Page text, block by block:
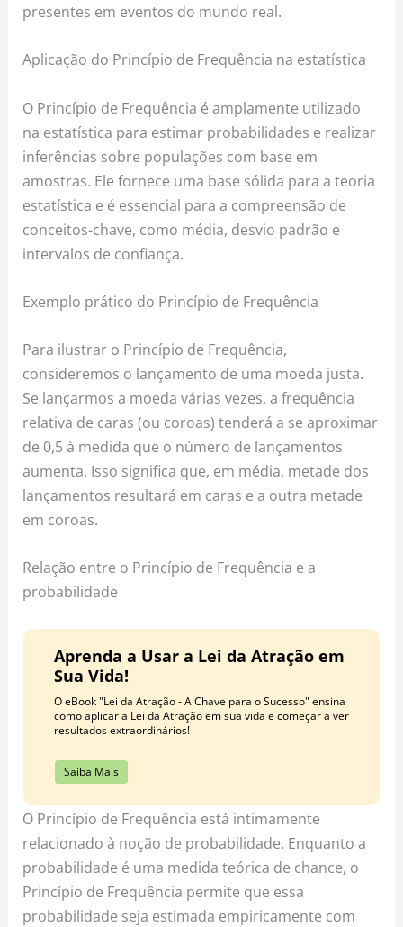
presentes em eventos do mundo real.
Aplicação do Princípio de Frequência na estatística
O Princípio de Frequência é amplamente utilizado
na estatística para estimar probabilidades e realizar
inferências sobre populações com base em
amostras. Ele fornece uma base sólida para a teoria
estatística e é essencial para a compreensão de
conceitos-chave, como média, desvio padrão e
intervalos de confiança.
Exemplo prático do Princípio de Frequência
Para ilustrar o Princípio de Frequência,
consideremos o lançamento de uma moeda justa.
Se lançarmos a moeda várias vezes, a frequência
relativa de caras (ou coroas) tenderá a se aproximar
de 0,5 à medida que o número de lançamentos
aumenta. Isso significa que, em média, metade dos
lançamentos resultará em caras e a outra metade
em coroas.
Relação entre o Princípio de Frequência e a
probabilidade
Aprenda a Usar a Lei da Atração em
Sua Vida!
O eBook "Lei da Atração - A Chave para o Sucesso" ensina
como aplicar a Lei da Atração em sua vida e começar a ver
resultados extraordinários!
Saiba Mais
O Princípio de Frequência está intimamente
relacionado à noção de probabilidade. Enquanto a
probabilidade é uma medida teórica de chance, o
Princípio de Frequência permite que essa
probabilidade seja estimada empiricamente com